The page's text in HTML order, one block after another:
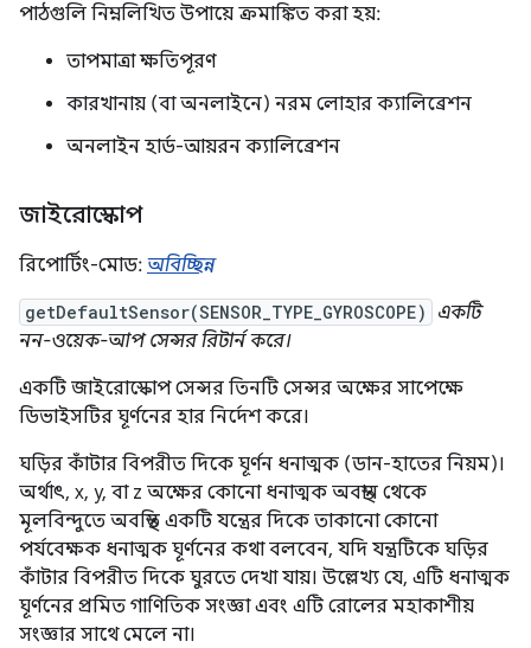
পাঠগুলি নিম্নলিখিত উপায়ে ক্রমাঙ্কিত করা হয়:
তাপমাত্রা ক্ষতিপূরণ
কারখানায় (বা অনলাইনে) নরম লোহার ক্যালিব্রেশন
অনলাইন হার্ড-আয়রন ক্যালিব্রেশন
জাইরোস্কোপ
রিপোর্টিং-মোড: অবিচ্ছিন্ন
getDefaultSensor(SENSOR_TYPE_GYROSCOPE)
একটি
নন-ওয়েক-আপ সেন্সর রিটার্ন করে।
একটি জাইরোস্কোপ সেন্সর তিনটি সেন্সর অক্ষের সাপেক্ষে
ডিভাইসটির ঘূর্ণনের হার নির্দেশ করে।
ঘড়ির কাঁটার বিপরীত দিকে ঘূর্ণন ধনাত্মক (ডান-হাতের নিয়ম)।
অর্থাৎ, x, y, বা z অক্ষের কোনো ধনাত্মক অবস্থান থেকে
মূলবিন্দুতে অবস্থিত একটি যন্ত্রের দিকে তাকানো কোনো
পর্যবেক্ষক ধনাত্মক ঘূর্ণনের কথা বলবেন, যদি যন্ত্রটিকে ঘড়ির
কাঁটার বিপরীত দিকে ঘুরতে দেখা যায়। উল্লেখ্য যে, এটি ধনাত্মক
ঘূর্ণনের প্রমিত গাণিতিক সংজ্ঞা এবং এটি রোলের মহাকাশীয়
সংজ্ঞার সাথে মেলে না।